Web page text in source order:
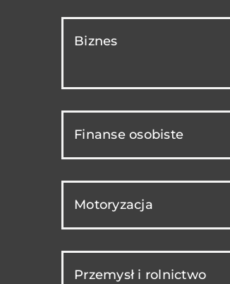
Biznes
Finanse osobiste
Motoryzacja
Przemysł i rolnictwo